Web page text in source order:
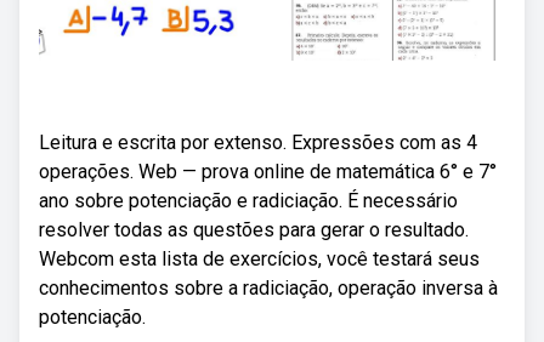
Leitura e escrita por extenso. Expressões com as 4
operações. Web — prova online de matemática 6° e 7°
ano sobre potenciação e radiciação. É necessário
resolver todas as questões para gerar o resultado.
Webcom esta lista de exercícios, você testará seus
conhecimentos sobre a radiciação, operação inversa à
potenciação.